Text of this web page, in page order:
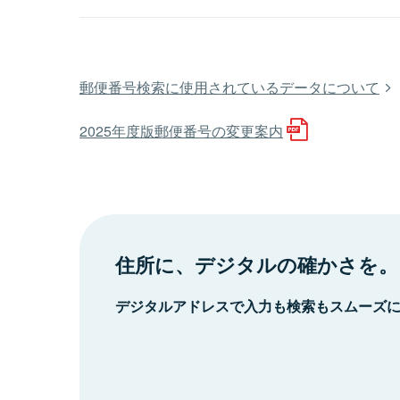
郵便番号検索に使用されているデータについて
2025年度版郵便番号の変更案内
住所に、デジタルの確かさを。
デジタルアドレスで入力も検索もスムーズ